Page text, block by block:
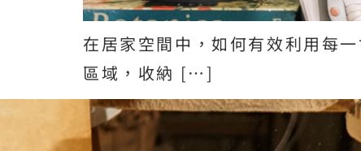
在居家空間中，如何有效利用每
區域，收納 […]